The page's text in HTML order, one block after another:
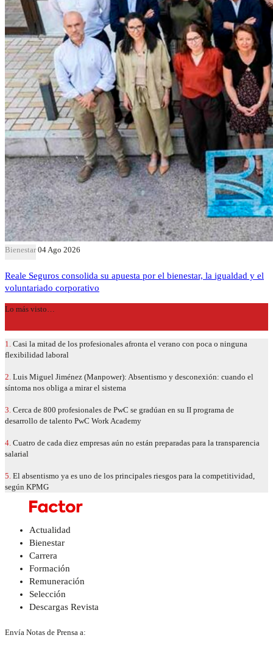
Bienestar 04 Ago 2026
Reale Seguros consolida su apuesta por el bienestar, la igualdad y el
voluntariado corporativo
Lo más visto…
1. Casi la mitad de los profesionales afronta el verano con poca o ninguna
flexibilidad laboral
2. Luis Miguel Jiménez (Manpower): Absentismo y desconexión: cuando el
síntoma nos obliga a mirar el sistema
3. Cerca de 800 profesionales de PwC se gradúan en su II programa de
desarrollo de talento PwC Work Academy
4. Cuatro de cada diez empresas aún no están preparadas para la transparencia
salarial
5. El absentismo ya es uno de los principales riesgos para la competitividad,
según KPMG
Actualidad
Bienestar
Carrera
Formación
Remuneración
Selección
Descargas Revista
Envía Notas de Prensa a: